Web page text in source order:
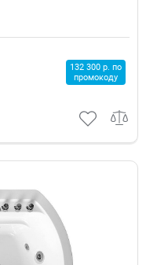
132 300 р. по
промокоду